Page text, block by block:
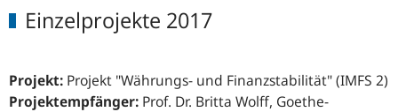
Einzelprojekte 2017
Projekt: Projekt "Währungs- und Finanzstabilität" (IMFS 2)
Projektempfänger: Prof. Dr. Britta Wolff, Goethe-